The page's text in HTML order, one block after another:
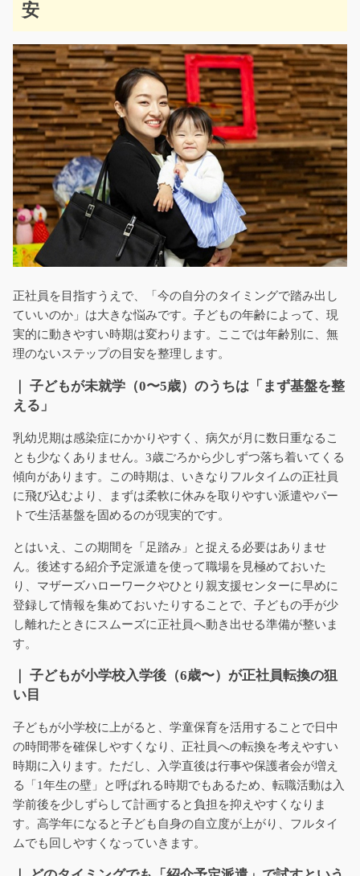
安
正社員を目指すうえで、「今の自分のタイミングで踏み出し
ていいのか」は大きな悩みです。子どもの年齢によって、現
実的に動きやすい時期は変わります。ここでは年齢別に、無
理のないステップの目安を整理します。
｜ 子どもが未就学（0〜5歳）のうちは「まず基盤を整
える」
乳幼児期は感染症にかかりやすく、病欠が月に数日重なるこ
とも少なくありません。3歳ごろから少しずつ落ち着いてくる
傾向があります。この時期は、いきなりフルタイムの正社員
に飛び込むより、まずは柔軟に休みを取りやすい派遣やパー
トで生活基盤を固めるのが現実的です。
とはいえ、この期間を「足踏み」と捉える必要はありませ
ん。後述する紹介予定派遣を使って職場を見極めておいた
り、マザーズハローワークやひとり親支援センターに早めに
登録して情報を集めておいたりすることで、子どもの手が少
し離れたときにスムーズに正社員へ動き出せる準備が整いま
す。
｜ 子どもが小学校入学後（6歳〜）が正社員転換の狙
い目
子どもが小学校に上がると、学童保育を活用することで日中
の時間帯を確保しやすくなり、正社員への転換を考えやすい
時期に入ります。ただし、入学直後は行事や保護者会が増え
る「1年生の壁」と呼ばれる時期でもあるため、転職活動は入
学前後を少しずらして計画すると負担を抑えやすくなりま
す。高学年になると子ども自身の自立度が上がり、フルタイ
ムでも回しやすくなっていきます。